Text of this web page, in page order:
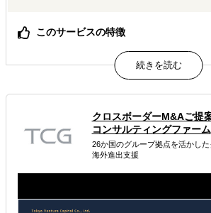
このサービスの特徴
貴社の海外営業チーム、私たちが現地
す。
属するジャンル
海外進出コンサルティング 海外市場調査
販路拡大（営業代行・販売代理店探し）
クロスボーダーM&Aご提
コンサルティングファーム
26か国のグループ拠点を活かした
海外進出支援